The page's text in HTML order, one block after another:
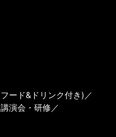
ード&ドリンク付き)
演会・研修